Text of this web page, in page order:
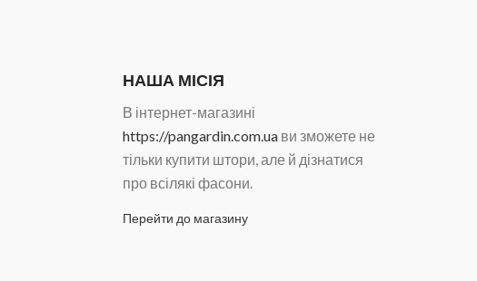
НАША МІСІЯ
В інтернет-магазині
https://pangardin.com.uaви зможете не
тільки купити штори, але й дізнатися
про всілякі фасони.
Перейти до магазину